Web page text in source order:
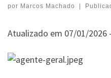
por Marcos Machado |
Atualizado em 07/01/2026